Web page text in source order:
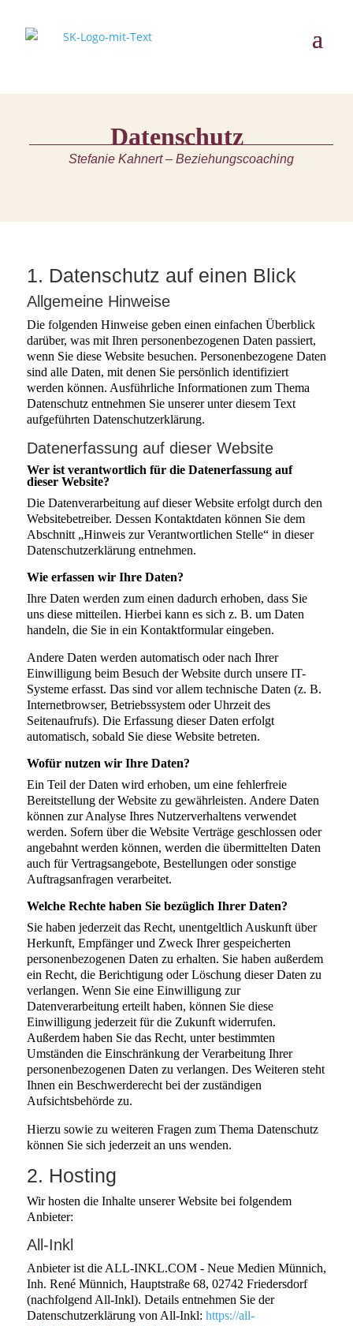
Datenschutz
Stefanie Kahnert – Beziehungscoaching
1. Datenschutz auf einen Blick
Allgemeine Hinweise
Die folgenden Hinweise geben einen einfachen Überblick
darüber, was mit Ihren personenbezogenen Daten passiert,
wenn Sie diese Website besuchen. Personenbezogene Daten
sind alle Daten, mit denen Sie persönlich identifiziert
werden können. Ausführliche Informationen zum Thema
Datenschutz entnehmen Sie unserer unter diesem Text
aufgeführten Datenschutzerklärung.
Datenerfassung auf dieser Website
Wer ist verantwortlich für die Datenerfassung auf
dieser Website?
Die Datenverarbeitung auf dieser Website erfolgt durch den
Websitebetreiber. Dessen Kontaktdaten können Sie dem
Abschnitt „Hinweis zur Verantwortlichen Stelle“ in dieser
Datenschutzerklärung entnehmen.
Wie erfassen wir Ihre Daten?
Ihre Daten werden zum einen dadurch erhoben, dass Sie
uns diese mitteilen. Hierbei kann es sich z. B. um Daten
handeln, die Sie in ein Kontaktformular eingeben.
Andere Daten werden automatisch oder nach Ihrer
Einwilligung beim Besuch der Website durch unsere IT-
Systeme erfasst. Das sind vor allem technische Daten (z. B.
Internetbrowser, Betriebssystem oder Uhrzeit des
Seitenaufrufs). Die Erfassung dieser Daten erfolgt
automatisch, sobald Sie diese Website betreten.
Wofür nutzen wir Ihre Daten?
Ein Teil der Daten wird erhoben, um eine fehlerfreie
Bereitstellung der Website zu gewährleisten. Andere Daten
können zur Analyse Ihres Nutzerverhaltens verwendet
werden. Sofern über die Website Verträge geschlossen oder
angebahnt werden können, werden die übermittelten Daten
auch für Vertragsangebote, Bestellungen oder sonstige
Auftragsanfragen verarbeitet.
Welche Rechte haben Sie bezüglich Ihrer Daten?
Sie haben jederzeit das Recht, unentgeltlich Auskunft über
Herkunft, Empfänger und Zweck Ihrer gespeicherten
personenbezogenen Daten zu erhalten. Sie haben außerdem
ein Recht, die Berichtigung oder Löschung dieser Daten zu
verlangen. Wenn Sie eine Einwilligung zur
Datenverarbeitung erteilt haben, können Sie diese
Einwilligung jederzeit für die Zukunft widerrufen.
Außerdem haben Sie das Recht, unter bestimmten
Umständen die Einschränkung der Verarbeitung Ihrer
personenbezogenen Daten zu verlangen. Des Weiteren steht
Ihnen ein Beschwerderecht bei der zuständigen
Aufsichtsbehörde zu.
Hierzu sowie zu weiteren Fragen zum Thema Datenschutz
können Sie sich jederzeit an uns wenden.
2. Hosting
Wir hosten die Inhalte unserer Website bei folgendem
Anbieter:
All-Inkl
Anbieter ist die ALL-INKL.COM - Neue Medien Münnich,
Inh. René Münnich, Hauptstraße 68, 02742 Friedersdorf
(nachfolgend All-Inkl). Details entnehmen Sie der
Datenschutzerklärung von All-Inkl: https://all-